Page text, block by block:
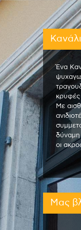
Ένα
κρυφές
Με
δύναμη
οι
Μας